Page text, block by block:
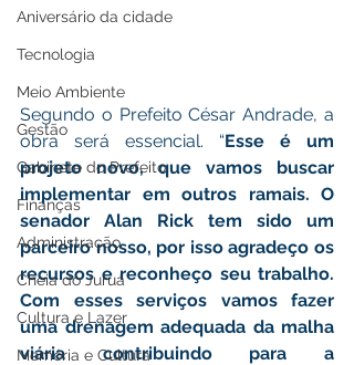
Aniversário da cidade
Tecnologia
Meio Ambiente
Gestão
Gabinete do Prefeito
Finanças
Administração
Cheia do Juruá
Cultura e Lazer
Memória e Cultura
Segundo o Prefeito César Andrade, a
obra será essencial. “Esse é um
projeto novo, que vamos buscar
implementar em outros ramais. O
senador Alan Rick tem sido um
parceiro nosso, por isso agradeço os
recursos e reconheço seu trabalho.
Com esses serviços vamos fazer
uma drenagem adequada da malha
viária contribuindo para a